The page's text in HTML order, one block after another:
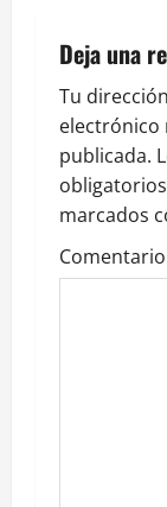
c
i
ó
n
d
e
Deja una
Tu
electrónico
publicada.
marcados
Comentario